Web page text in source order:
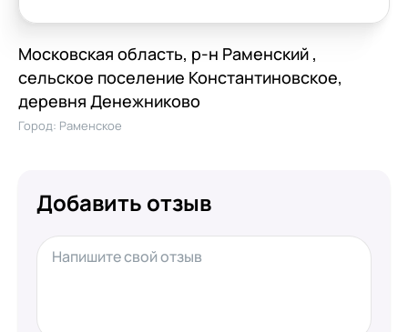
Московская область, р-н Раменский ,
сельское поселение Константиновское,
деревня Денежниково
Город: Раменское
Добавить отзыв